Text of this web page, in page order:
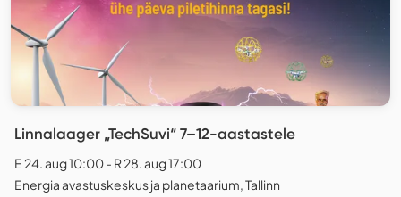
Linnalaager „TechSuvi“ 7–12-aastastele
E 24. aug 10:00 - R 28. aug 17:00
Energia avastuskeskus ja planetaarium, Tallinn